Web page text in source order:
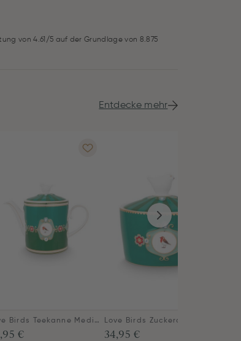
von 4.61/5 auf der Grundlage von 8.875
Entdecke mehr
Love Birds Teekanne Medium Grün
€
Love Birds Zuckerdose Grün
34,95 €